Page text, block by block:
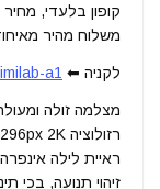
קופון בלעדי,
משלוח מהיר
לקניה ⬅ a1/
מצלמה זולה
רזולוציה 2304x1296px 2K
ראיית לילה
זיהוי תנועה, בכי